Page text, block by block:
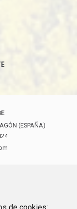
(ESPAÑA)